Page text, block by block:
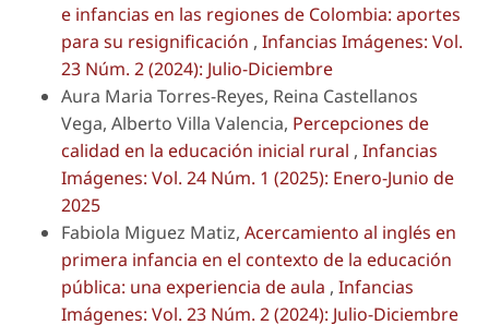
e infancias en las regiones de Colombia: aportes
para su resignificación , Infancias Imágenes: Vol.
23 Núm. 2 (2024): Julio-Diciembre
Aura Maria Torres-Reyes, Reina Castellanos
Vega, Alberto Villa Valencia, Percepciones de
calidad en la educación inicial rural , Infancias
Imágenes: Vol. 24 Núm. 1 (2025): Enero-Junio de
2025
Fabiola Miguez Matiz, Acercamiento al inglés en
primera infancia en el contexto de la educación
pública: una experiencia de aula , Infancias
Imágenes: Vol. 23 Núm. 2 (2024): Julio-Diciembre